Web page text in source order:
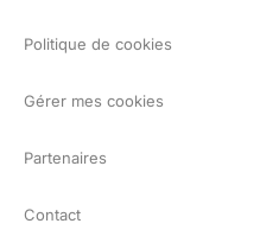
Politique de cookies
Gérer mes cookies
Partenaires
Contact